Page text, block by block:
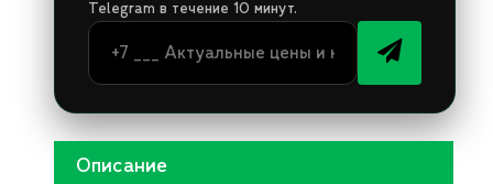
Telegram в течение 10 минут.
Описание